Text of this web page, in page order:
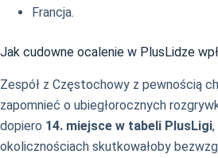
Francja.
Jak cudowne ocalenie w PlusLidze
Zespół z Częstochowy z pewnością
zapomnieć o ubiegłorocznych
dopiero 14. miejsce w tabeli PlusLigi
okolicznościach skutkowałoby